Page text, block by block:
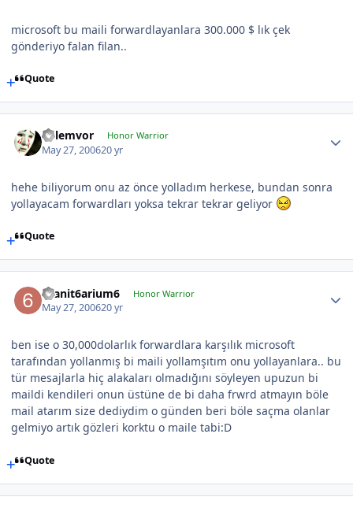
microsoft bu maili forwardlayanlara 300.000 $ lık çek
gönderiyo falan filan..
Quote
kelemvor Honor Warrior
May 27, 200620 yr
hehe biliyorum onu az önce yolladım herkese, bundan sonra
yollayacam forwardları yoksa tekrar tekrar geliyor
Quote
6sanit6arium6 Honor Warrior
May 27, 200620 yr
ben ise o 30,000dolarlık forwardlara karşılık microsoft
tarafından yollanmış bi maili yollamşıtım onu yollayanlara.. bu
tür mesajlarla hiç alakaları olmadığını söyleyen upuzun bi
maildi kendileri onun üstüne de bi daha frwrd atmayın böle
mail atarım size dediydim o günden beri böle saçma olanlar
gelmiyo artık gözleri korktu o maile tabi:D
Quote